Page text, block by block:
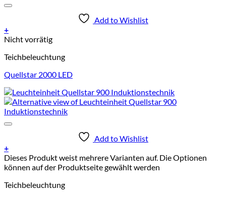
Add to Wishlist
+
Nicht vorrätig
Teichbeleuchtung
Quellstar 2000 LED
Add to Wishlist
+
Dieses Produkt weist mehrere Varianten auf. Die Optionen
können auf der Produktseite gewählt werden
Teichbeleuchtung